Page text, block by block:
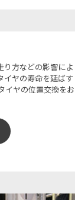
り方などの影響によ
イヤの寿命を延ばす
イヤの位置交換をお